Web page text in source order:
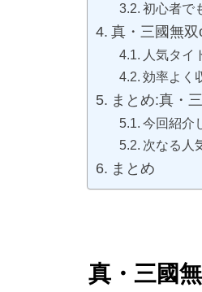
初心者で
真・三國無
人気タイ
効率よく
まとめ:真・
今回紹介
次なる人
まとめ
真・三國